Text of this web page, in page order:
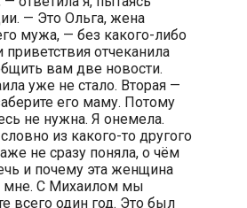
— Это Ольга, жена
мужа, — без какого-либо
приветствия отчеканила
вам две новости.
уже не стало. Вторая —
его маму. Потому
не нужна. Я онемела.
из какого-то другого
не сразу поняла, о чём
и почему эта женщина
мне. С Михаилом мы
всего один год. Это был